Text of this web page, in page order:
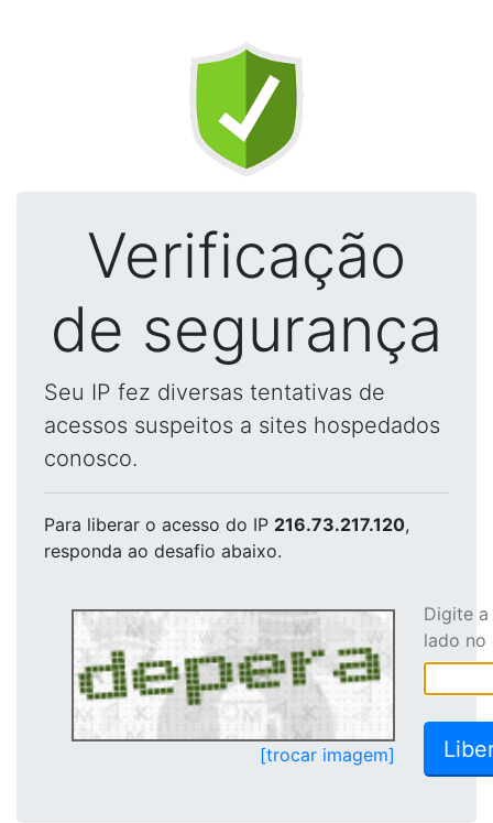
Verificação
de segurança
Seu IP fez diversas tentativas de
acessos suspeitos a sites hospedados
conosco.
Para liberar o acesso do IP 216.73.217.120,
responda ao desafio abaixo.
[trocar imagem]
Digite
lado no